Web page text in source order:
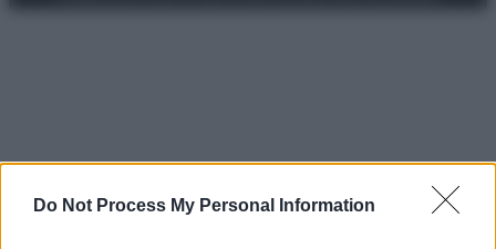
Do Not Process My Personal Information